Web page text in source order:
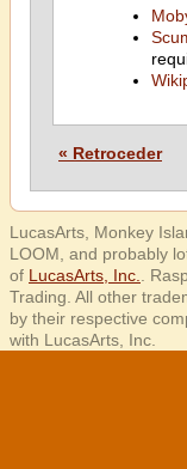
« Retroceder
LucasArts, Monkey
LOOM, and probably
of LucasArts, Inc.
.
Trading. All other
by their respective
with LucasArts, Inc.